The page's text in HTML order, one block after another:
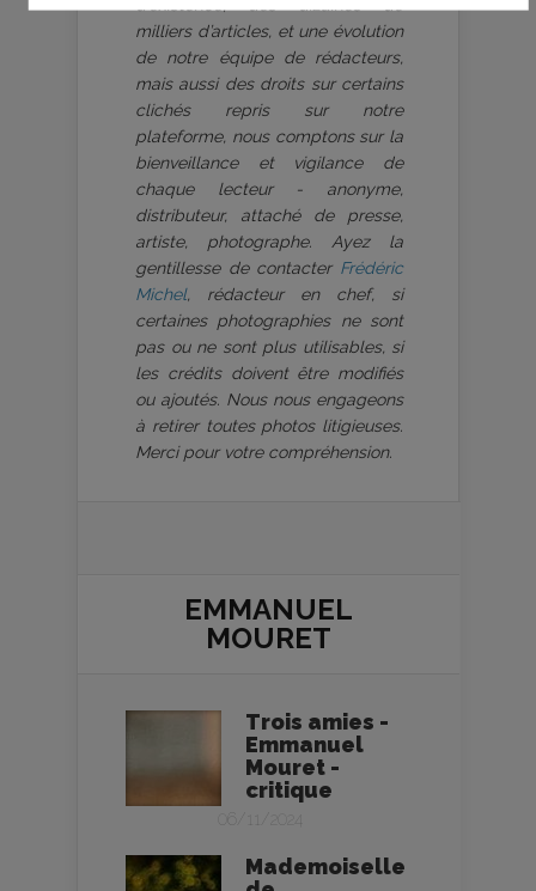
d’existence, des dizaines de
milliers d’articles, et une évolution
de notre équipe de rédacteurs,
mais aussi des droits sur certains
clichés repris sur notre
plateforme, nous comptons sur la
bienveillance et vigilance de
chaque lecteur - anonyme,
distributeur, attaché de presse,
artiste, photographe. Ayez la
gentillesse de contacter Frédéric
Michel, rédacteur en chef, si
certaines photographies ne sont
pas ou ne sont plus utilisables, si
les crédits doivent être modifiés
ou ajoutés. Nous nous engageons
à retirer toutes photos litigieuses.
Merci pour votre compréhension.
EMMANUEL
MOURET
Trois amies -
Emmanuel
Mouret -
critique
06/11/2024
Mademoiselle